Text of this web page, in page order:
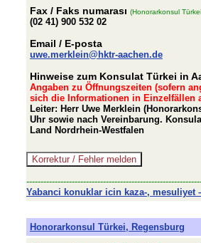
Fax / Faks numarası (Honorarkonsul
(02 41) 900 532 02
Email / E-posta
uwe.merklein@hktr-aachen.de
Hinweise zum Konsulat Türkei in
Angaben zu Öffnungszeiten (sofern
sich die Informationen in Einzelfällen
Leiter: Herr Uwe Merklein
Uhr sowie nach Vereinbarung.
Land Nordrhein-Westfalen
Yabanci konuklar icin kaza-, mesuliyet
Honorarkonsul Türkei, Regensburg